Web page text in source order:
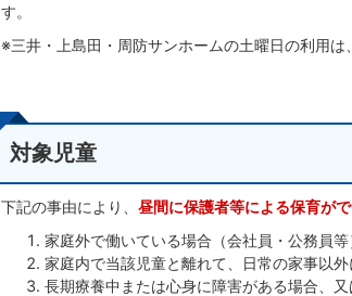
す。
※三井・上島田・周防サンホームの土曜日の利用は
対象児童
下記の事由により、 昼間に保護者等による保育が
家庭外で働いている場合（会社員・公務員等
家庭内で当該児童と離れて、日常の家事以外
長期療養中または心身に障害がある場合、